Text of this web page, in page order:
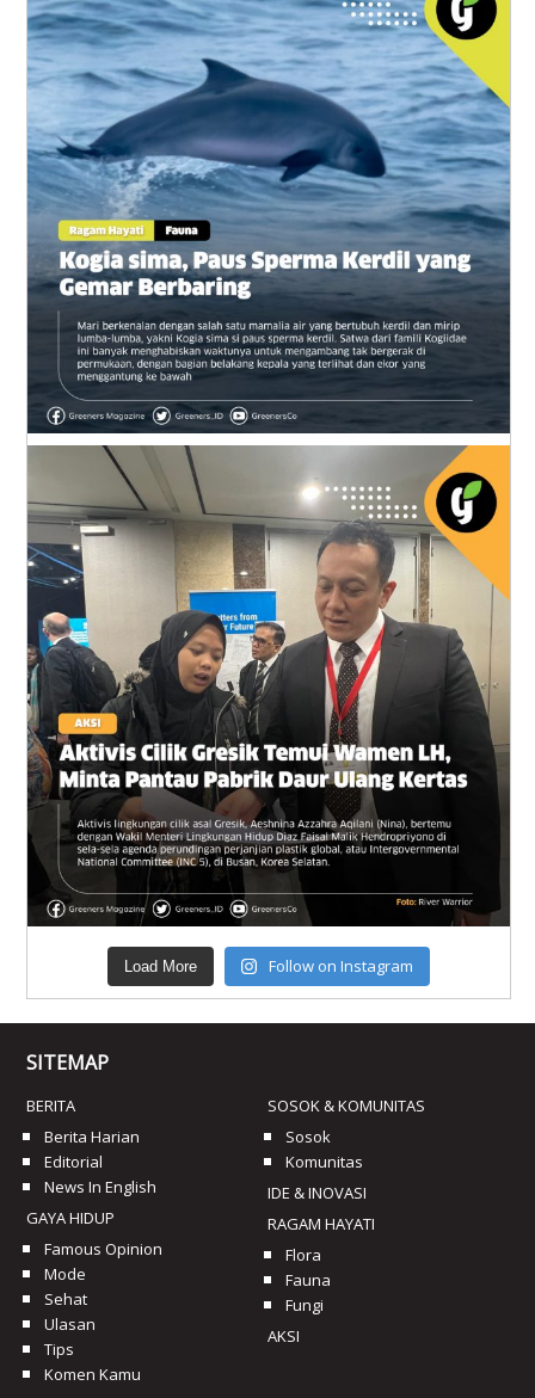
Load More Follow on Instagram
SITEMAP
BERITA
Berita Harian
Editorial
News In English
GAYA HIDUP
Famous Opinion
Mode
Sehat
Ulasan
Tips
Komen Kamu
SOSOK & KOMUNITAS
Sosok
Komunitas
IDE & INOVASI
RAGAM HAYATI
Flora
Fauna
Fungi
AKSI